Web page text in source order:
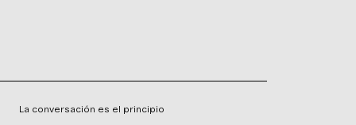
La conversación es el principio